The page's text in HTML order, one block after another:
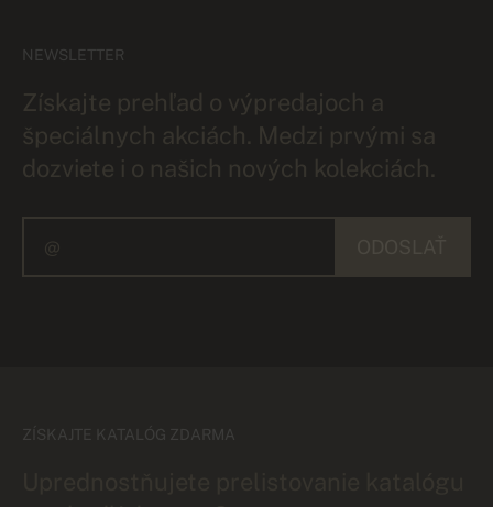
NEWSLETTER
Získajte prehľad o výpredajoch a
špeciálnych akciách. Medzi prvými sa
dozviete i o našich nových kolekciách.
ZÍSKAJTE KATALÓG ZDARMA